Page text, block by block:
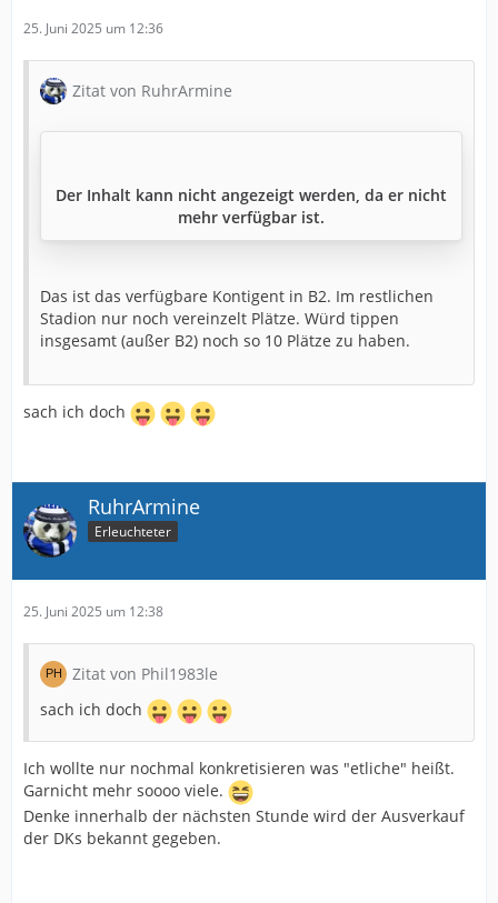
25. Juni 2025 um 12:36
Zitat von RuhrArmine
Der Inhalt kann nicht angezeigt werden, da er nicht
mehr verfügbar ist.
Das ist das verfügbare Kontigent in B2. Im restlichen
Stadion nur noch vereinzelt Plätze. Würd tippen
insgesamt (außer B2) noch so 10 Plätze zu haben.
sach ich doch
RuhrArmine
Erleuchteter
25. Juni 2025 um 12:38
Zitat von Phil1983le
sach ich doch
Ich wollte nur nochmal konkretisieren was "etliche" heißt.
Garnicht mehr soooo viele.
Denke innerhalb der nächsten Stunde wird der Ausverkauf
der DKs bekannt gegeben.